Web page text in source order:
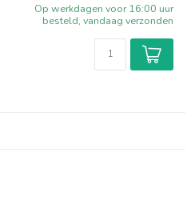
Op werkdagen voor 16:00 uur
besteld, vandaag verzonden